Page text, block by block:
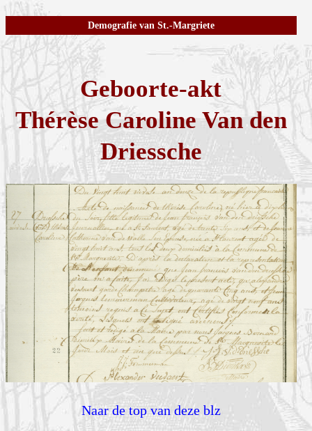
Demografie van St.-Margriete
Geboorte-akt
Thérèse Caroline Van den
Driessche
Naar de top van deze blz